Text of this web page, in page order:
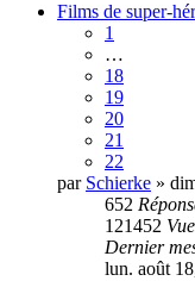
Films de super-
1
…
18
19
20
21
22
par Schierke »
652
121452
Dernier
lun. août